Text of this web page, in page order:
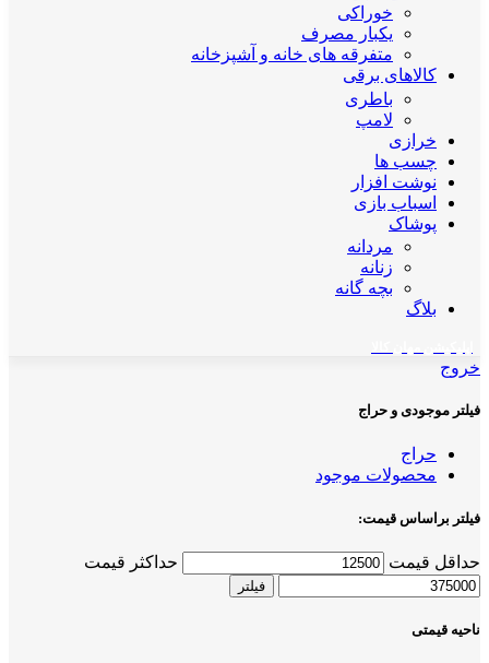
خوراکی
یکبار مصرف
متفرقه های خانه و آشپزخانه
کالاهای برقی
باطری
لامپ
خرازی
چسب ها
نوشت افزار
اسباب بازی
پوشاک
مردانه
زنانه
بچه گانه
بلاگ
خروج
فیلتر موجودی و حراج
حراج
محصولات موجود
فیلتر براساس قیمت:
حداقل قیمت حداکثر قیمت
فیلتر
ناحیه قیمتی